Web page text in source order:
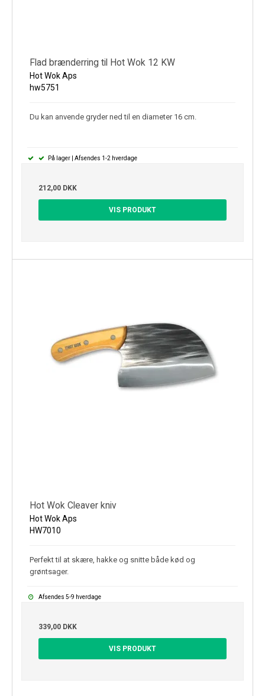
Flad brænderring til Hot Wok 12 KW
Hot Wok Aps
hw5751
Du kan anvende gryder ned til en diameter 16 cm.
På lager | Afsendes 1-2 hverdage
212,00 DKK
VIS PRODUKT
Hot Wok Cleaver kniv
Hot Wok Aps
HW7010
Perfekt til at skære, hakke og snitte både kød og
grøntsager.
Afsendes 5-9 hverdage
339,00 DKK
VIS PRODUKT